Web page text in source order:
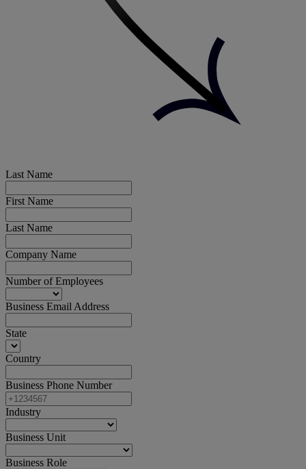
Last Name
First Name
Last Name
Company Name
Number of Employees
Business Email Address
State
Country
Business Phone Number
Industry
Business Unit
Business Role